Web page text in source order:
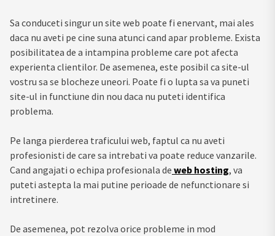
Sa conduceti singur un site web poate fi enervant, mai ales
daca nu aveti pe cine suna atunci cand apar probleme. Exista
posibilitatea de a intampina probleme care pot afecta
experienta clientilor. De asemenea, este posibil ca site-ul
vostru sa se blocheze uneori. Poate fi o lupta sa va puneti
site-ul in functiune din nou daca nu puteti identifica
problema.
Pe langa pierderea traficului web, faptul ca nu aveti
profesionisti de care sa intrebati va poate reduce vanzarile.
Cand angajati o echipa profesionala de web hosting, va
puteti astepta la mai putine perioade de nefunctionare si
intretinere.
De asemenea, pot rezolva orice probleme in mod